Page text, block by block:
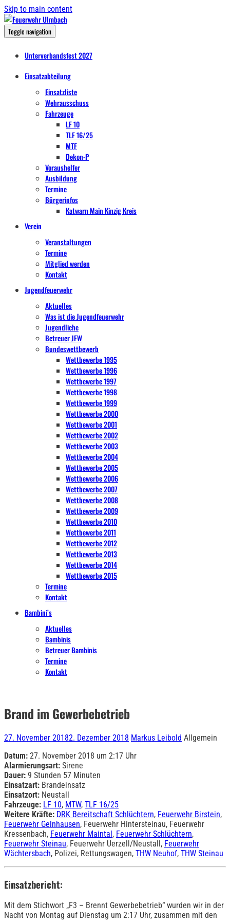
Skip to main content
Toggle navigation
Unterverbandsfest 2027
Einsatzabteilung
Einsatzliste
Wehrausschuss
Fahrzeuge
LF 10
TLF 16/25
MTF
Dekon-P
Voraushelfer
Ausbildung
Termine
Bürgerinfos
Katwarn Main Kinzig Kreis
Verein
Veranstaltungen
Termine
Mitglied werden
Kontakt
Jugendfeuerwehr
Aktuelles
Was ist die Jugendfeuerwehr
Jugendliche
Betreuer JFW
Bundeswettbewerb
Wettbewerbe 1995
Wettbewerbe 1996
Wettbewerbe 1997
Wettbewerbe 1998
Wettbewerbe 1999
Wettbewerbe 2000
Wettbewerbe 2001
Wettbewerbe 2002
Wettbewerbe 2003
Wettbewerbe 2004
Wettbewerbe 2005
Wettbewerbe 2006
Wettbewerbe 2007
Wettbewerbe 2008
Wettbewerbe 2009
Wettbewerbe 2010
Wettbewerbe 2011
Wettbewerbe 2012
Wettbewerbe 2013
Wettbewerbe 2014
Wettbewerbe 2015
Termine
Kontakt
Bambini’s
Aktuelles
Bambinis
Betreuer Bambinis
Termine
Kontakt
Brand im Gewerbebetrieb
27. November 20182. Dezember 2018 Markus Leibold Allgemein
Datum: 27. November 2018 um 2:17 Uhr
Alarmierungsart: Sirene
Dauer: 9 Stunden 57 Minuten
Einsatzart: Brandeinsatz
Einsatzort: Neustall
Fahrzeuge: LF 10, MTW, TLF 16/25
Weitere Kräfte: DRK Bereitschaft Schlüchtern, Feuerwehr Birstein,
Feuerwehr Gelnhausen, Feuerwehr Hintersteinau, Feuerwehr
Kressenbach, Feuerwehr Maintal, Feuerwehr Schlüchtern,
Feuerwehr Steinau, Feuerwehr Uerzell/Neustall, Feuerwehr
Wächtersbach, Polizei, Rettungswagen, THW Neuhof, THW Steinau
Einsatzbericht:
Mit dem Stichwort „F3 – Brennt Gewerbebetrieb“ wurden wir in der
Nacht von Montag auf Dienstag um 2:17 Uhr, zusammen mit den